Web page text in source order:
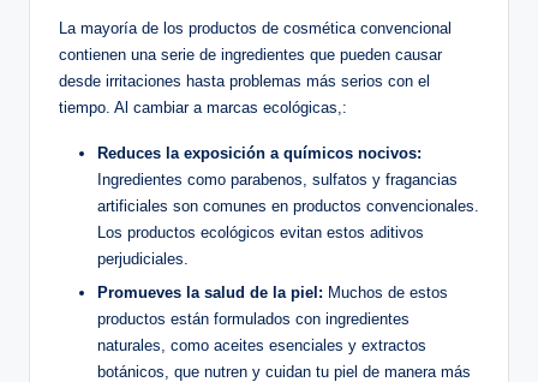
La mayoría de los productos de cosmética convencional
contienen una serie de ingredientes que pueden causar
desde irritaciones hasta problemas más serios con el
tiempo. Al cambiar a marcas ecológicas,:
Reduces la exposición a químicos nocivos:
Ingredientes como parabenos, sulfatos y fragancias
artificiales son comunes en productos convencionales.
Los productos ecológicos evitan estos aditivos
perjudiciales.
Promueves la salud de la piel: Muchos de estos
productos están formulados con ingredientes
naturales, como aceites esenciales y extractos
botánicos, que nutren y cuidan tu piel de manera más